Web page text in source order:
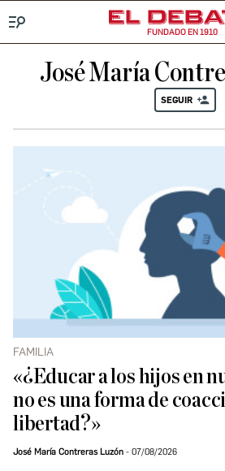
FUNDADO EN 1910
José María
SEGUIR
FAMILIA
«¿Educar a los hijos en
no es una forma de
libertad?»
José María Contreras Luzón 07/08/2026